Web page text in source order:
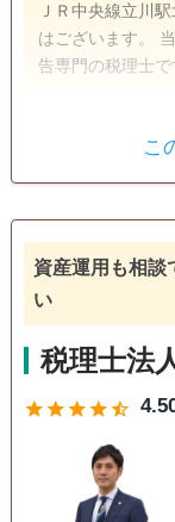
ＪＲ中央線立川
はございます。
告専門の税理士で
訪問可 女性ス
こ
資産運用も相談
い
税理士法
starstarstarstarstar_half